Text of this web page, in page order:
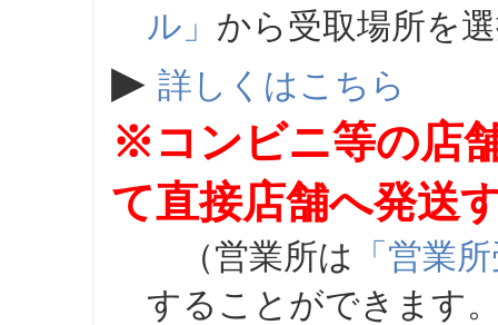
ル」 から受取場所を
▶ 詳しくはこちら
※コンビニ等の店
て直接店舗へ発送
（営業所は 「営業
することができます